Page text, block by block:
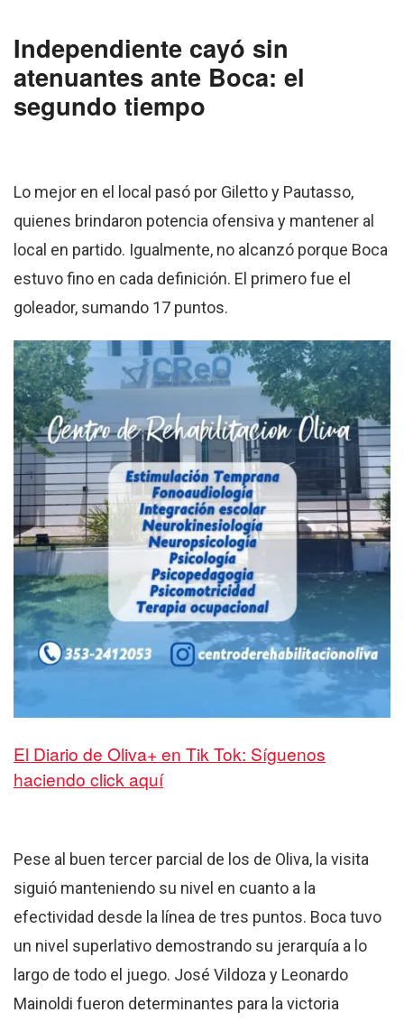
Independiente cayó sin
atenuantes ante Boca: el
segundo tiempo
Lo mejor en el local pasó por Giletto y Pautasso,
quienes brindaron potencia ofensiva y mantener al
local en partido. Igualmente, no alcanzó porque Boca
estuvo fino en cada definición. El primero fue el
goleador, sumando 17 puntos.
El Diario de Oliva+ en Tik Tok: Síguenos
haciendo click aquí
Pese al buen tercer parcial de los de Oliva, la visita
siguió manteniendo su nivel en cuanto a la
efectividad desde la línea de tres puntos. Boca tuvo
un nivel superlativo demostrando su jerarquía a lo
largo de todo el juego. José Vildoza y Leonardo
Mainoldi fueron determinantes para la victoria